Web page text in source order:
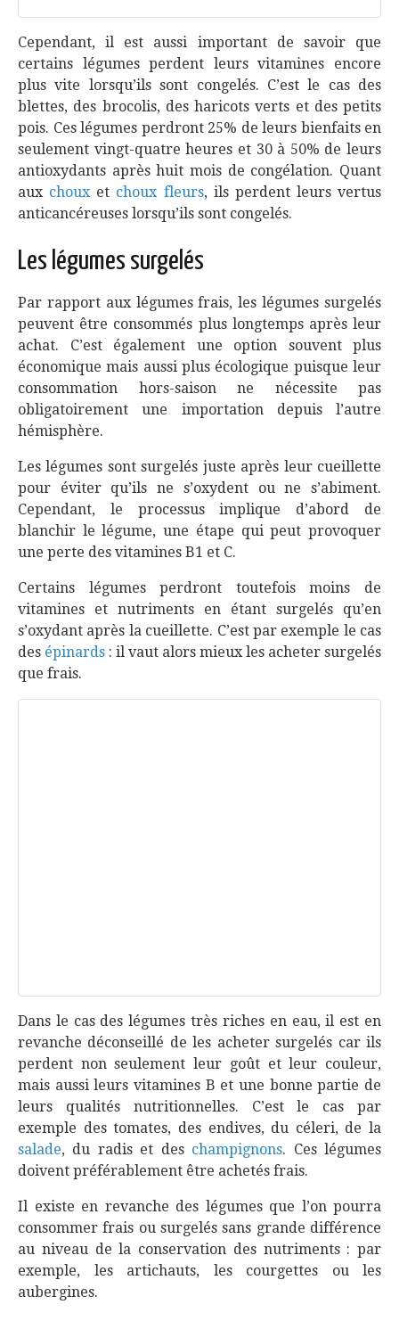
Cependant, il est aussi important de savoir que
certains légumes perdent leurs vitamines encore
plus vite lorsqu’ils sont congelés. C’est le cas des
blettes, des brocolis, des haricots verts et des petits
pois. Ces légumes perdront 25% de leurs bienfaits en
seulement vingt-quatre heures et 30 à 50% de leurs
antioxydants après huit mois de congélation. Quant
aux chouxet choux fleurs, ils perdent leurs vertus
anticancéreuses lorsqu’ils sont congelés.
Les légumes surgelés
Par rapport aux légumes frais, les légumes surgelés
peuvent être consommés plus longtemps après leur
achat. C’est également une option souvent plus
économique mais aussi plus écologique puisque leur
consommation hors-saison ne nécessite pas
obligatoirement une importation depuis l’autre
hémisphère.
Les légumes sont surgelés juste après leur cueillette
pour éviter qu’ils ne s’oxydent ou ne s’abiment.
Cependant, le processus implique d’abord de
blanchir le légume, une étape qui peut provoquer
une perte des vitamines B1 et C.
Certains légumes perdront toutefois moins de
vitamines et nutriments en étant surgelés qu’en
s’oxydant après la cueillette. C’est par exemple le cas
des épinards : il vaut alors mieux les acheter surgelés
que frais.
Dans le cas des légumes très riches en eau, il est en
revanche déconseillé de les acheter surgelés car ils
perdent non seulement leur goût et leur couleur,
mais aussi leurs vitamines B et une bonne partie de
leurs qualités nutritionnelles. C’est le cas par
exemple des tomates, des endives, du céleri, de la
salade, du radis et des champignons. Ces légumes
doivent préférablement être achetés frais.
Il existe en revanche des légumes que l’on pourra
consommer frais ou surgelés sans grande différence
au niveau de la conservation des nutriments : par
exemple, les artichauts, les courgettes ou les
aubergines.